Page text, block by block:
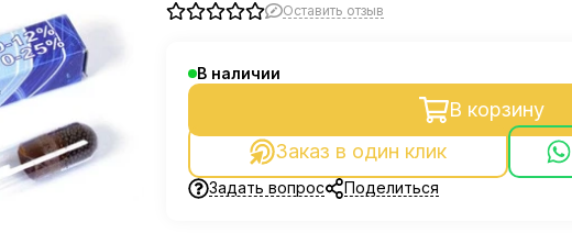
Оставить отзыв
В наличии
В корзину
Заказ в один клик
Задать вопрос Поделиться